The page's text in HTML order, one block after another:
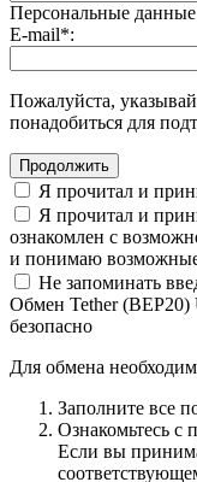
Персональные данные
E-mail*:
Пожалуйста,
понадобиться для
Я прочитал и
Я прочитал и
ознакомлен с
и понимаю
Не запоминать
Обмен Tether
безопасно
Для обмена
Заполните все
Ознакомьтесь с
Если вы